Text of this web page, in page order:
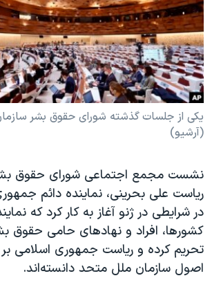
فرهنگ و زندگی
حقوق شهروندی
اقتصادی
علم و فناوری
اسرائیل در جنگ
گالری عکس
مستندها
انتخابات ریاست جمهوری آمریکا ۲۰۲۴
حمله جمهوری اسلامی به اسرائیل
رمز مهسا
ورزش زنان در ایران
اعتراضات زن، زندگی، آزادی
تریبونال مردمی آبان ۹۸
دادگاه حمید نوری
چهل سال گروگان‌گیری
قانون شفافیت دارائی کادر رهبری ایران
دنبال کنید
زبانهای مختلف
یکی از جلسات گذشته شورای حقوق بشر
(آرشیو)
نشست مجمع اجتماعی شورای حقوق
ریاست علی بحرینی، نماینده دائم
در شرایطی در ژنو آغاز به کار کرد که
کشورها، افراد و نهادهای حامی حقوق
تحریم کرده و ریاست جمهوری اسلامی
اصول سازمان ملل متحد دانسته‌اند.